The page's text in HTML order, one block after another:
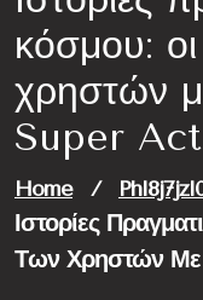
κόσμου:
χρηστών
Super
Home /
Ιστορίες
Των Χρηστών